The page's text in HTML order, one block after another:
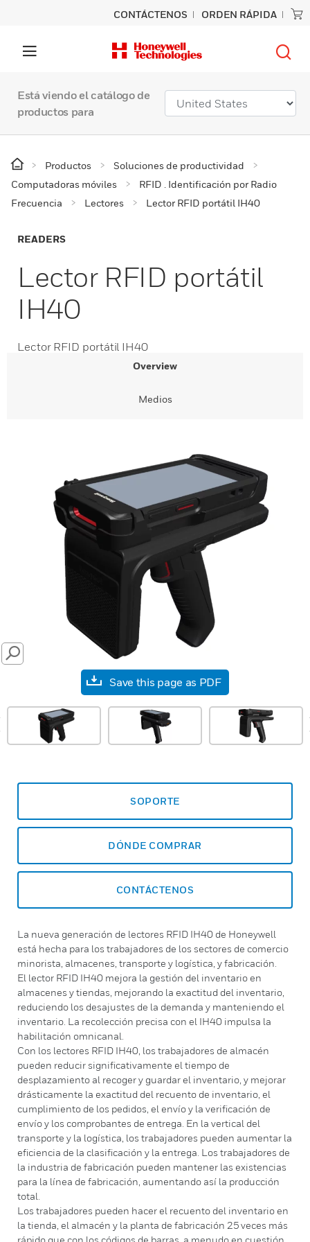
CONTÁCTENOS ORDEN RÁPIDA
Está viendo el catálogo de
productos para
Productos
Soluciones de productividad
Computadoras móviles
RFID . Identificación por Radio
Frecuencia
Lectores Lector RFID portátil IH40
READERS
Lector RFID portátil
IH40
Lector RFID portátil IH40
Overview
Medios
SEARCH
Save this page as PDF
SOPORTE
DÓNDE COMPRAR
CONTÁCTENOS
La nueva generación de lectores RFID IH40 de Honeywell
está hecha para los trabajadores de los sectores de comercio
minorista, almacenes, transporte y logística, y fabricación.
El lector RFID IH40 mejora la gestión del inventario en
almacenes y tiendas, mejorando la exactitud del inventario,
reduciendo los desajustes de la demanda y manteniendo el
inventario. La recolección precisa con el IH40 impulsa la
habilitación omnicanal.
Con los lectores RFID IH40, los trabajadores de almacén
pueden reducir significativamente el tiempo de
desplazamiento al recoger y guardar el inventario, y mejorar
drásticamente la exactitud del recuento de inventario, el
cumplimiento de los pedidos, el envío y la verificación de
envío y los comprobantes de entrega. En la vertical del
transporte y la logística, los trabajadores pueden aumentar la
eficiencia de la clasificación y la entrega. Los trabajadores de
la industria de fabricación pueden mantener las existencias
para la línea de fabricación, aumentando así la producción
total.
Los trabajadores pueden hacer el recuento del inventario en
la tienda, el almacén y la planta de fabricación 25 veces más
rápido que con los códigos de barras, a menudo en cuestión